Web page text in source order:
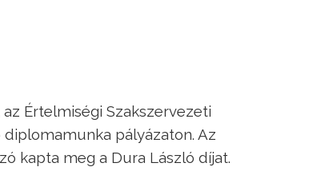
Értelmiségi Szakszervezeti
pályázaton. Az
kapta meg a Dura László díjat.